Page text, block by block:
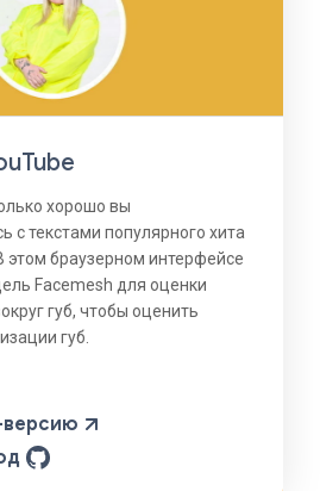
хорошо вы
с текстами популярного хита
этом браузерном интерфейсе
Facemesh для оценки
губ, чтобы оценить
губ.
версию